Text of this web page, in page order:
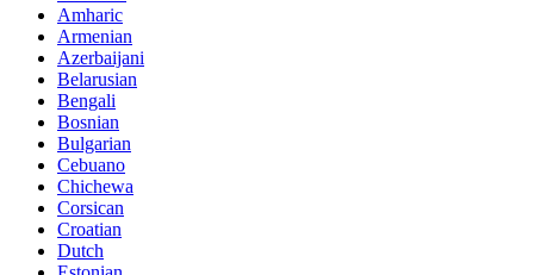
Amharic
Armenian
Azerbaijani
Belarusian
Bengali
Bosnian
Bulgarian
Cebuano
Chichewa
Corsican
Croatian
Dutch